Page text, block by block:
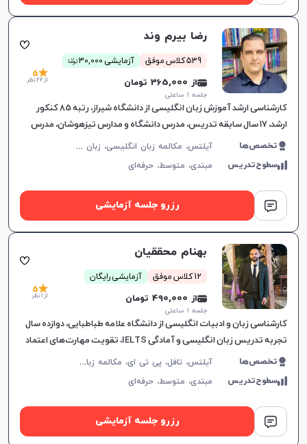
رضا بیرم وند
539 کلاس موفق آزمایشی 30,000 توما
ن
از 365,000 تومان
جلسه ۱ ساعتی
5
از 22 نظر
کارشناسی ارشد آموزش زبان انگلیسی از دانشگاه شیراز، رتبه 85 کنکور
ارشد، 17 سال سابقه تدریس، مدرس دانشگاه و مدارس تیزهوشان، مدرس
دوره‌های آیلتس و آموزش زبان عمومی، تدریس هدفمند و تعام
تخصص‌ها آ
یلتس، مکالمه زبان انگلیسی، زبان انگلیسی عمومی، گرامر زبان انگلیسی، زبان انگلیسی بریتیش، زبان انگلیسی کنکور سراسری، زبان انگلیسی کنکور کاردانی، زبان انگلیسی کنکور ارشد، زبان انگلیسی کنکور دکتری، زبان انگلیسی دهم دبیرستان، زبان انگلیسی یازدهم دبیرستان، زبان انگلیسی دوازدهم دبیرستان
سطوح‌تدریس مبتدی، متوسط،حرفه‌ای
رزرو جلسه آزمایشی
بهنام محققیان
12 کلاس موفق آزمایشی رایگان
از 490,000 تومان
جلسه ۱ ساعتی
5
از 1 نظر
کارشناسی زبان و ادبیات انگلیسی از دانشگاه علامه طباطبایی، دوازده سال
تجربه تدریس زبان انگلیسی و آمادگی IELTS، تقویت مهارت‌های اعتماد
به نفس، مکالمه و گرامر، ارتباط موثر و یادگیری لذت‌ب
تخصص‌ها آ
یلتس، تافل، پی تی ای، مکالمه زبان انگلیسی، گرامر زبان انگلیسی، زبان انگلیسی تجاری، زبان انگلیسی آمریکایی، زبان انگلیسی کنکور ارشد، دولینگو، زبان انگلیسی عمومی، زبان انگلیسی کانادایی
سطوح‌تدریس مبتدی، متوسط،حرفه‌ای
رزرو جلسه آزمایشی